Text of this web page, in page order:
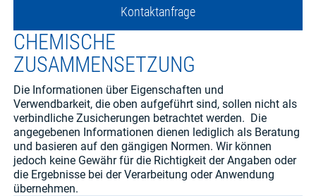
Kontaktanfrage
CHEMISCHE
ZUSAMMENSETZUNG
Die Informationen über Eigenschaften und
Verwendbarkeit, die oben aufgeführt sind, sollen nicht als
verbindliche Zusicherungen betrachtet werden. Die
angegebenen Informationen dienen lediglich als Beratung
und basieren auf den gängigen Normen. Wir können
jedoch keine Gewähr für die Richtigkeit der Angaben oder
die Ergebnisse bei der Verarbeitung oder Anwendung
übernehmen.